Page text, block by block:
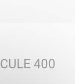
400